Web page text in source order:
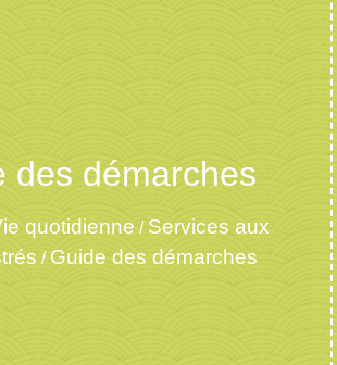
des démarches
quotidienne / Services aux
/ Guide des démarches